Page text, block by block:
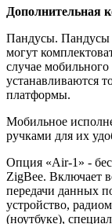
Дополнительная
Пандусы. Пандусы
могут
случае
устанавливаются
платформы.
Мобильное
ручками для их
Опция «Air-1» -
ZigBee. Включает
передачи данных
устройство,
(ноутбуке),